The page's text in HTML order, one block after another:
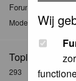
Wij
Forum met
Moderator
Topics:
293